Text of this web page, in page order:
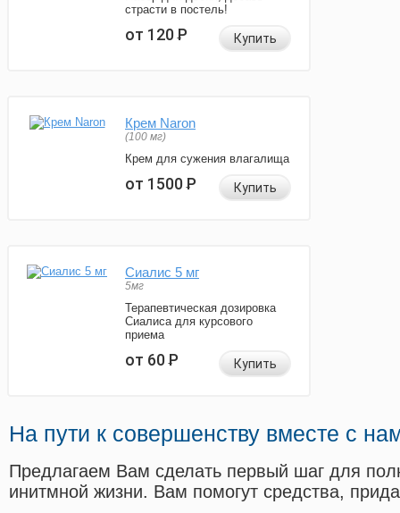
страсти в постель!
от 120Р Купить
Крем Naron
(100 мг)
Крем для сужения влагалища
от 1500Р Купить
Сиалис 5 мг
5мг
Терапевтическая дозировка
Сиалиса для курсового
приема
от 60Р Купить
На пути к совершенству вместе с
Предлагаем Вам сделать первый шаг для
инитмной жизни. Вам помогут средства,